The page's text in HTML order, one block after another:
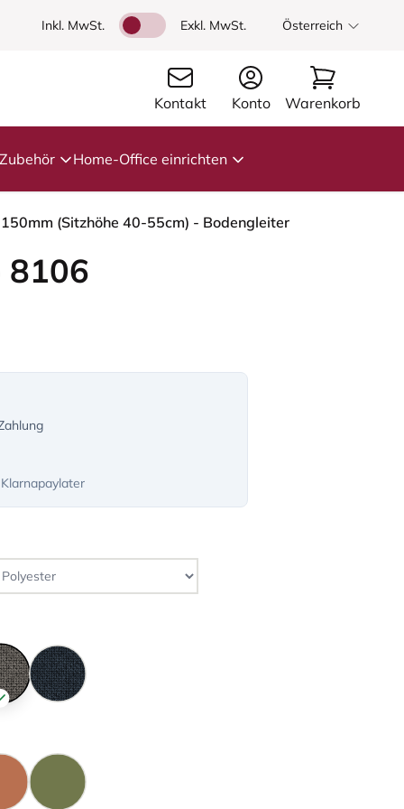
Inkl. MwSt. Exkl. MwSt. Österreich
Kontakt Konto Warenkorb
Zubehör Home-Office einrichten
(Sitzhöhe 40-55cm) - Bodengleiter
8106